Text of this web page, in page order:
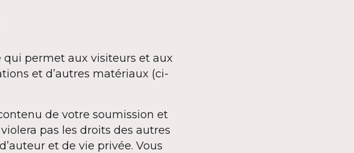
permet aux visiteurs et aux
et d’autres matériaux (ci-
de votre soumission et
pas les droits des autres
et de vie privée. Vous